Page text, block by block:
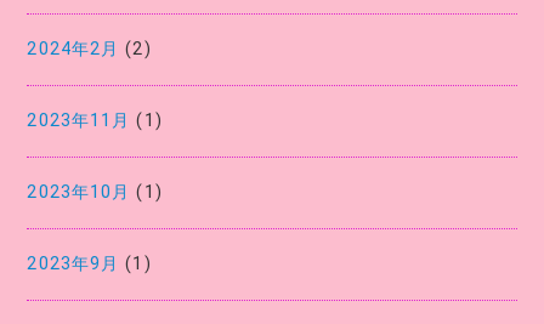
2024年2月 (2)
2023年11月 (1)
2023年10月 (1)
2023年9月 (1)